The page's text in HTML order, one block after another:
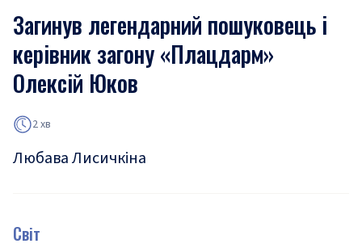
Загинув легендарний пошуковець і
керівник загону «Плацдарм»
Олексій Юков
2 хв
Любава Лисичкіна
Світ